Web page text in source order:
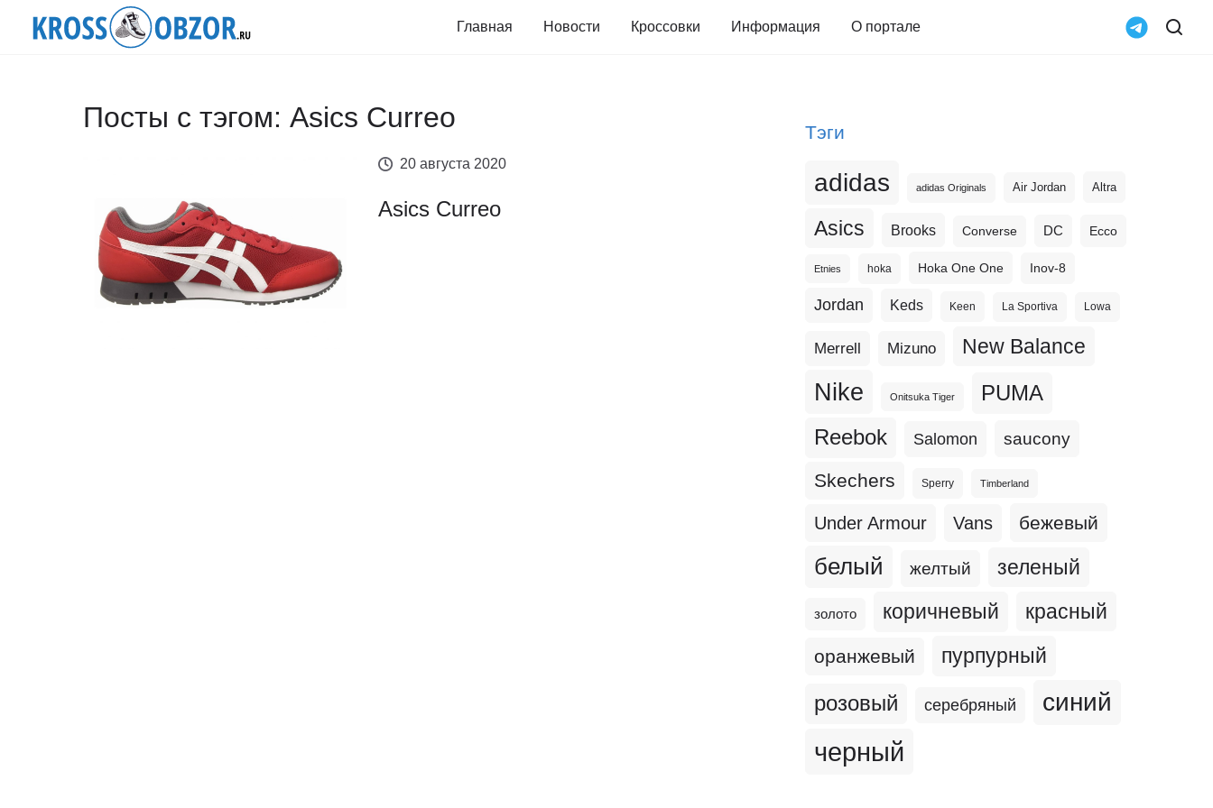
Главная Новости Кроссовки Информация О портале
Посты с тэгом: Asics Curreo
20 августа 2020
Asics Curreo
Тэги
adidas adidas Originals Air Jordan Altra
Asics Brooks Converse DC Ecco
Etnies hoka Hoka One One Inov-8
Jordan Keds Keen La Sportiva Lowa
Merrell Mizuno New Balance
Nike Onitsuka Tiger PUMA
Reebok Salomon saucony
Skechers Sperry Timberland
Under Armour Vans бежевый
белый желтый зеленый
золото коричневый красный
оранжевый пурпурный
розовый серебряный синий
черный